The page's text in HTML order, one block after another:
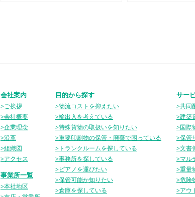
会社案内
>ご挨拶
>会社概要
>企業理念
>沿革
>組織図
>アクセス
事業所一覧
>本社地区
目的から探す
>物流コストを抑えたい
>輸出入を考えている
>特殊貨物の取扱いを知りたい
>重要印刷物の保管・廃棄で困っている
>トランクルームを探している
>事務所を探している
>ピアノを運びたい
>保管可能か知りたい
>倉庫を探している
サー
>共同
>建築
>国際
>保管
>文書
>マル
>重量
>危険
>アウ